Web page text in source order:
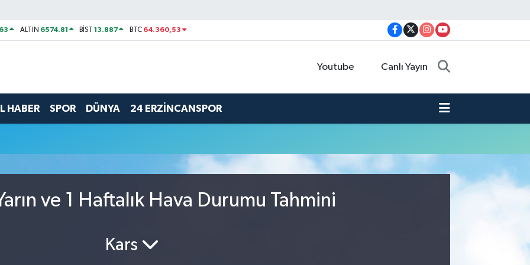
ALTIN 6574.81 BİST13.887 BTC 64.360,53
Youtube Canlı Yayın
HABER SPOR DÜNYA 24 ERZİNCANSPOR
ve 1 Haftalık Hava Durumu Tahmini
Kars